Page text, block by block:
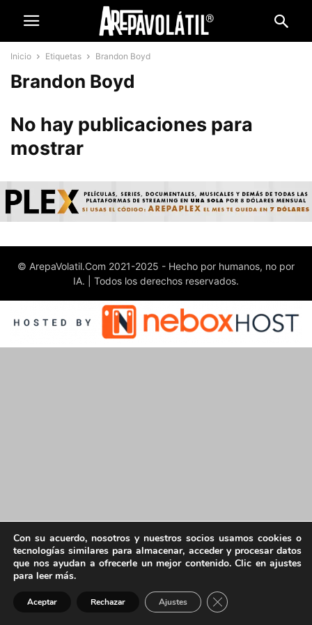
Inicio Etiquetas Brandon Boyd
Brandon Boyd
No hay publicaciones para
mostrar
© ArepaVolatil.Com 2021-2025 - Hecho por humanos, no por
IA. | Todos los derechos reservados.
Con su acuerdo, nosotros y nuestros socios usamos cookies o
tecnologías similares para almacenar, acceder y procesar datos
que nos ayudan a ofrecerle un mejor contenido. Clic en ajustes
para leer más.
Aceptar Rechazar Ajustes Cerrar el banner de